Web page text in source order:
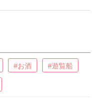
#お酒 #遊覧船